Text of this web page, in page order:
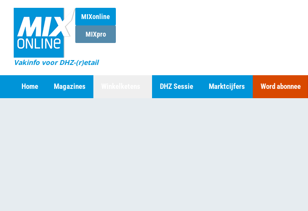
MIXonline
MIXpro
Vakinfo voor DHZ-(r)etail
Home Magazines DHZ Sessie Marktcijfers Word abonnee